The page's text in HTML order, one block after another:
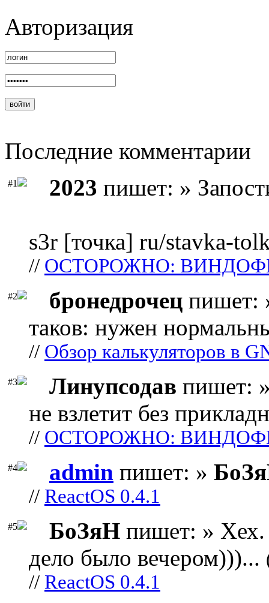
Авторизация
Последние комментарии
#1 2023 пишет: »
s3r [точка] ru/stavka-
// ОСТОРОЖНО:
#2 бронедрочец пишет:
таков: нужен
// Обзор калькуляторов в
#3 Линупсодав пишет:
не взлетит без
// ОСТОРОЖНО:
#4 admin пишет: »
// ReactOS 0.4.1
#5 БоЗяН пишет: » Хех.
дело было вечером)))...
// ReactOS 0.4.1